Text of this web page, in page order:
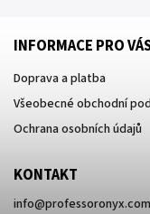
INFORMACE PRO
Doprava a platba
Všeobecné obchodní
Ochrana osobních údajů
KONTAKT
info@professoronyx.com